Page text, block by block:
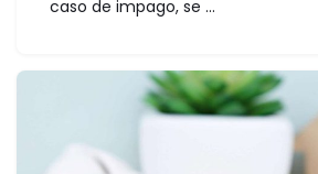
caso de impago, se ...